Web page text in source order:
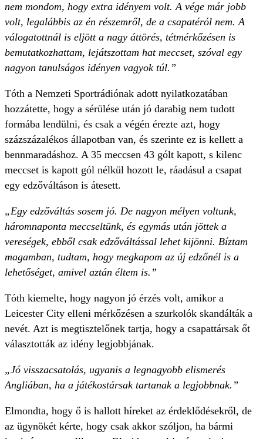
nem mondom, hogy extra idényem volt. A vége már jobb
volt, legalábbis az én részemről, de a csapatéról nem. A
válogatottnál is eljött a nagy áttörés, tétmérkőzésen is
bemutatkozhattam, lejátszottam hat meccset, szóval egy
nagyon tanulságos idényen vagyok túl.”
Tóth a Nemzeti Sportrádiónak adott nyilatkozatában
hozzátette, hogy a sérülése után jó darabig nem tudott
formába lendülni, és csak a végén érezte azt, hogy
százszázalékos állapotban van, és szerinte ez is kellett a
bennmaradáshoz. A 35 meccsen 43 gólt kapott, s kilenc
meccset is kapott gól nélkül hozott le, ráadásul a csapat
egy edzőváltáson is átesett.
„Egy edzőváltás sosem jó. De nagyon mélyen voltunk,
háromnaponta meccseltünk, és egymás után jöttek a
vereségek, ebből csak edzőváltással lehet kijönni. Bíztam
magamban, tudtam, hogy megkapom az új edzőnél is a
lehetőséget, amivel aztán éltem is.”
Tóth kiemelte, hogy nagyon jó érzés volt, amikor a
Leicester City elleni mérkőzésen a szurkolók skandálták a
nevét. Azt is megtisztelőnek tartja, hogy a csapattársak őt
választották az idény legjobbjának.
„Jó visszacsatolás, ugyanis a legnagyobb elismerés
Angliában, ha a játékostársak tartanak a legjobbnak.”
Elmondta, hogy ő is hallott híreket az érdeklődésekről, de
az ügynökét kérte, hogy csak akkor szóljon, ha bármi